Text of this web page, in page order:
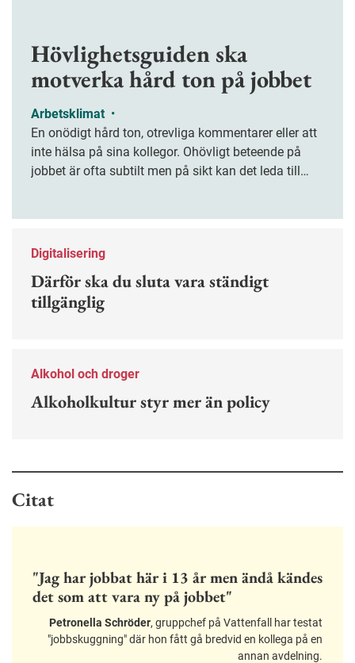
Hövlighetsguiden ska
motverka hård ton på jobbet
Arbetsklimat •
En onödigt hård ton, otrevliga kommentarer eller att
inte hälsa på sina kollegor. Ohövligt beteende på
jobbet är ofta subtilt men på sikt kan det leda till
Digitalisering
Därför ska du sluta vara ständigt
tillgänglig
Alkohol och droger
Alkoholkultur styr mer än policy
Citat
"Jag har jobbat här i 13 år men ändå kändes
det som att vara ny på jobbet"
Petronella Schröder, gruppchef på Vattenfall har testat
"jobbskuggning" där hon fått gå bredvid en kollega på en
annan avdelning.